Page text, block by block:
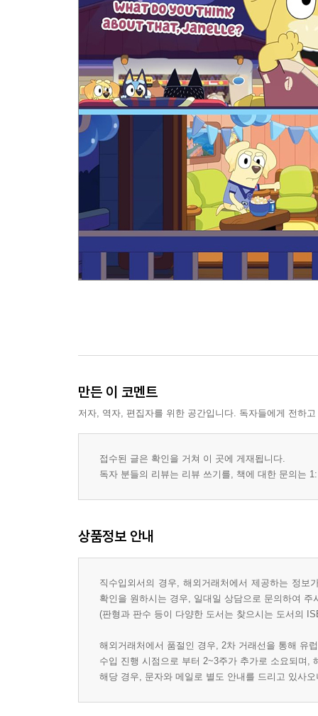
만든 이 코멘트
저자, 역자, 편집자를 위한 공간입니다. 독자들에게 전하
접수된 글은 확인을 거쳐 이 곳에 게재됩니다.
독자 분들의 리뷰는 리뷰 쓰기를, 책에 대한 문의는
상품정보 안내
직수입외서의 경우, 해외거래처에서 제공하는 정
확인을 원하시는 경우, 일대일 상담으로 문의하여 주
(판형과 판수 등이 다양한 도서는 찾으시는 도서의
해외거래처에서 품절인 경우, 2차 거래선을 통해 유
수입 진행 시점으로 부터 2~3주가 추가로 소요되며,
해당 경우, 문자와 메일로 별도 안내를 드리고 있사